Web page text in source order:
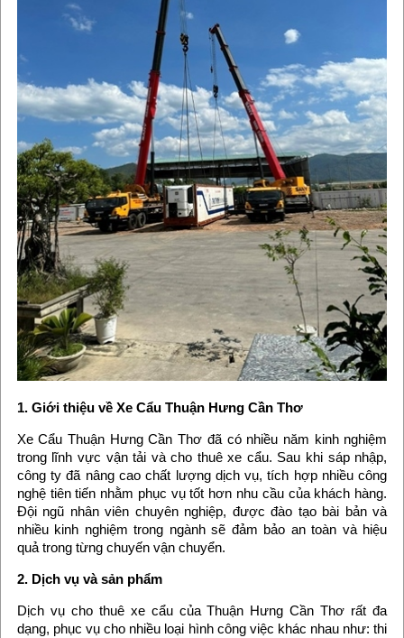
1. Giới thiệu về Xe Cẩu Thuận Hưng Cần Thơ
Xe Cẩu Thuận Hưng Cần Thơ đã có nhiều năm kinh nghiệm
trong lĩnh vực vận tải và cho thuê xe cẩu. Sau khi sáp nhập,
công ty đã nâng cao chất lượng dịch vụ, tích hợp nhiều công
nghệ tiên tiến nhằm phục vụ tốt hơn nhu cầu của khách hàng.
Đội ngũ nhân viên chuyên nghiệp, được đào tạo bài bản và
nhiều kinh nghiệm trong ngành sẽ đảm bảo an toàn và hiệu
quả trong từng chuyến vận chuyển.
2. Dịch vụ và sản phẩm
Dịch vụ cho thuê xe cẩu của Thuận Hưng Cần Thơ rất đa
dạng, phục vụ cho nhiều loại hình công việc khác nhau như: thi